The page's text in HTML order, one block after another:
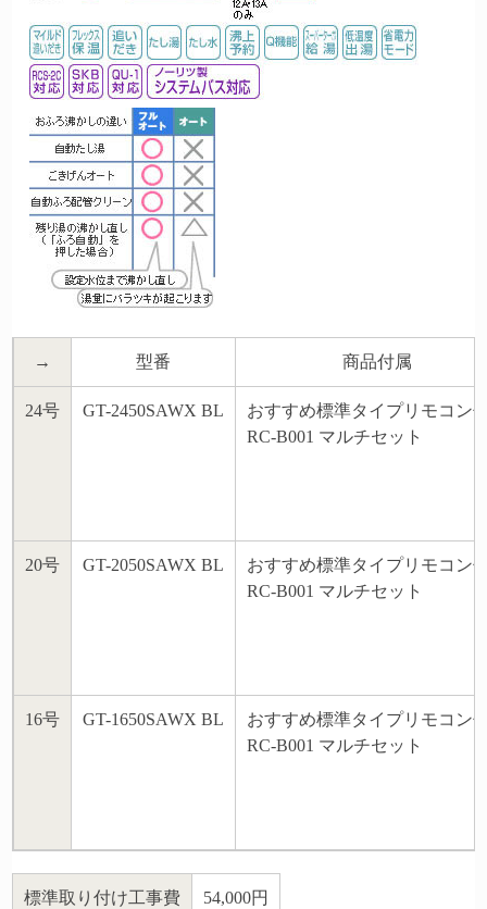
→ 型番 商品付属
24号 GT-2450SAWX BL
おすすめ標準タイプリモコン
RC-B001 マルチセット
20号 GT-2050SAWX BL
おすすめ標準タイプリモコン
RC-B001 マルチセット
16号 GT-1650SAWX BL
おすすめ標準タイプリモコン
RC-B001 マルチセット
標準取り付け工事費 54,000円